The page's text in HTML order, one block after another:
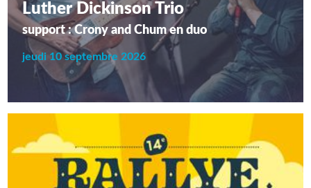
Luther Dickinson Trio
support : Crony and Chum en duo
jeudi 10 septembre 2026